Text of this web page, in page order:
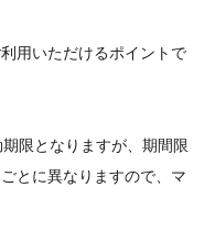
用いただけるポイントで
限となりますが、期間限
とに異なりますので、マ